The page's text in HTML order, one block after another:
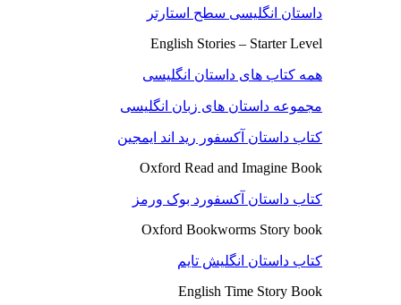
داستان انگلیسی سطح استارتر
English Stories – Starter Level
همه کتاب های داستان انگلیسی
مجموعه داستان های زبان انگلیسی
کتاب داستان آکسفور رید اند ایمجین
Oxford Read and Imagine Book
کتاب داستان آکسفورد بوک ورمز
Oxford Bookworms Story book
کتاب داستان انگلیش تایم
English Time Story Book